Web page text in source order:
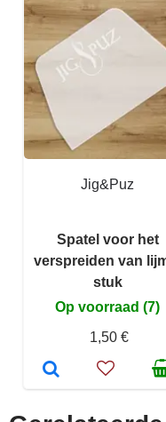
Jig&Puz
Spatel voor het
verspreiden van
stuk
Op voorraad (7)
1,50 €